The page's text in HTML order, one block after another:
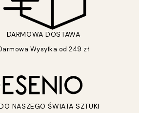
DARMOWA DOSTAWA
Wysyłka od 249 zł
NASZEGO ŚWIATA SZTUKI